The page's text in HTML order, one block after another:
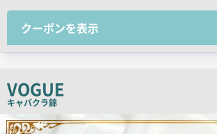
ャ
チ
ー
クーポンを表示
VOGUE
キャバクラ錦
検
索